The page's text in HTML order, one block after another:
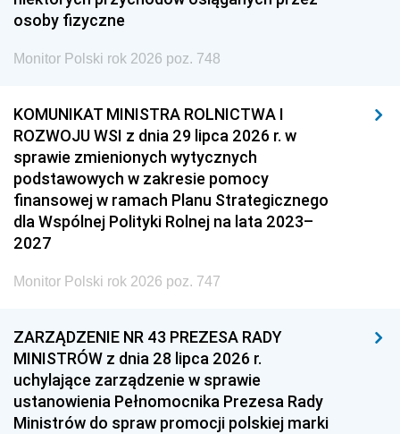
osoby fizyczne
Monitor Polski rok 2026 poz. 748
KOMUNIKAT MINISTRA ROLNICTWA I
ROZWOJU WSI z dnia 29 lipca 2026 r. w
sprawie zmienionych wytycznych
podstawowych w zakresie pomocy
finansowej w ramach Planu Strategicznego
dla Wspólnej Polityki Rolnej na lata 2023–
2027
Monitor Polski rok 2026 poz. 747
ZARZĄDZENIE NR 43 PREZESA RADY
MINISTRÓW z dnia 28 lipca 2026 r.
uchylające zarządzenie w sprawie
ustanowienia Pełnomocnika Prezesa Rady
Ministrów do spraw promocji polskiej marki